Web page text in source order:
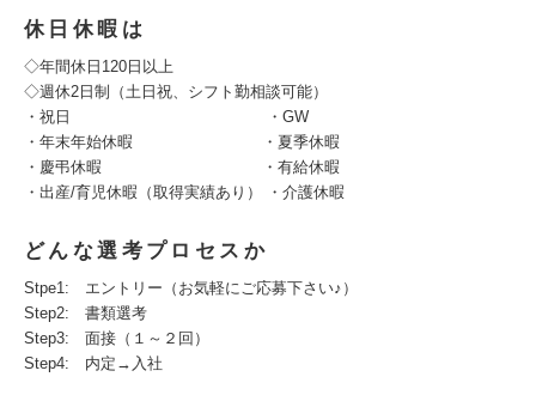
休日休暇は
◇年間休日120日以上
◇週休2日制（土日祝、シフト勤相談可能）
・祝日 ・GW
・年末年始休暇 ・夏季休暇
・慶弔休暇 ・有給休暇
・出産/育児休暇（取得実績あり） ・介護休暇
どんな選考プロセスか
Stpe1: エントリー（お気軽にご応募下さい♪）
Step2: 書類選考
Step3: 面接（１～２回）
Step4: 内定→入社